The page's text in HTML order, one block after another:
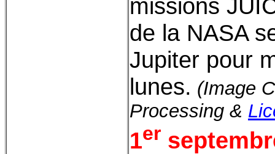
missions
de la NASA
Jupiter pour
lunes. (Image
Processing &
1er